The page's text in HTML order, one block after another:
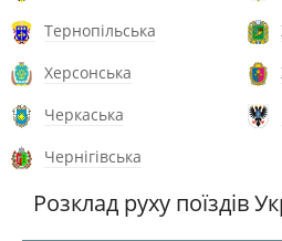
Тернопільська
Херсонська
Черкаська
Чернігівська
Розклад руху поїздів